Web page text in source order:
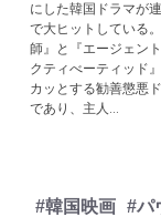
にした韓国ドラマが
で大ヒットしている
師』と『エージェン
クティべーティッド
カッとする勧善懲悪
であり、主人...
#韓国映画 #パ